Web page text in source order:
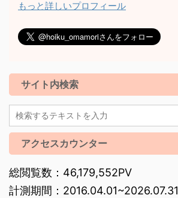
もっと詳しいプロフィール
サイト内検索
アクセスカウンター
総閲覧数：46,179,552PV
計測期間：2016.04.01~2026.07.31